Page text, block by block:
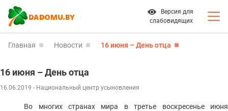
Версия для
слабовидящих
Главная Новости 16 июня – День отца
16 июня – День отца
16.06.2019 - Национальный центр усыновления
Во многих странах мира в третье воскресенье июня